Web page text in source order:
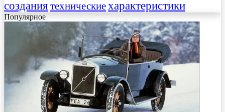
создания техническиехарактеристики
Популярное